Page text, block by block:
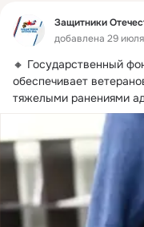
Защитники
добавлена 29 июля
🔸 Государственный
обеспечивает
тяжелыми ранениями